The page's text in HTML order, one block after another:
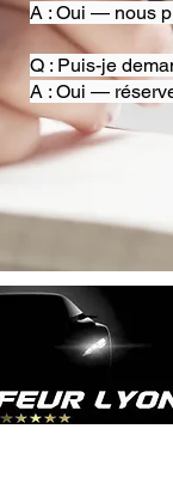
A : Oui — nous
Q : Puis-je
A : Oui —